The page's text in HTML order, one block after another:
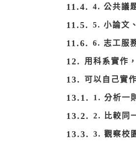
4. 公共議
5. 小論文
6. 志工服
用科系實作
可以自己實
1. 分析一
2. 比較同
3. 觀察校